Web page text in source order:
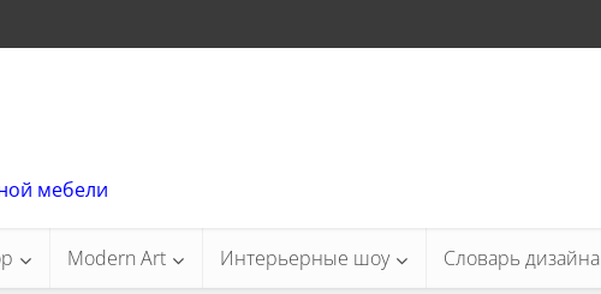
мебели
Modern Art Интерьерные шоу Словарь дизайна